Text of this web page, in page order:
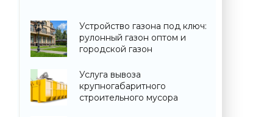
Устройство газона под ключ:
рулонный газон оптом и
городской газон
Услуга вывоза
крупногабаритного
строительного мусора